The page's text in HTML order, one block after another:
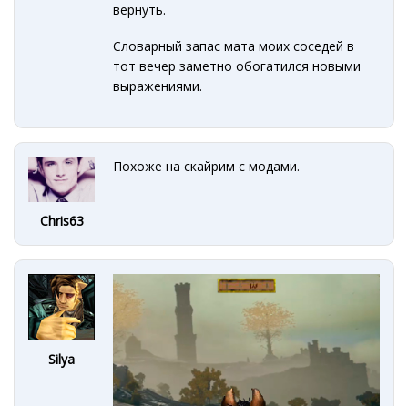
вернуть.
Словарный запас мата моих соседей в
тот вечер заметно обогатился новыми
выражениями.
Chris63
Похоже на скайрим с модами.
Silya